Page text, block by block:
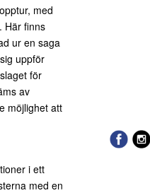
med
Här finns
ur en saga
uppför
för
av
möjlighet att
i ett
med en